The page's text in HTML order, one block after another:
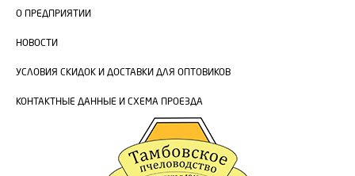
О ПРЕДПРИЯТИИ
НОВОСТИ
УСЛОВИЯ СКИДОК И ДОСТАВКИ ДЛЯ ОПТОВИКОВ
КОНТАКТНЫЕ ДАННЫЕ И СХЕМА ПРОЕЗДА